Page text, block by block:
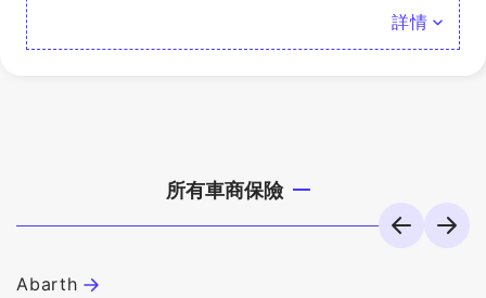
詳情
所有車商保險
Abarth